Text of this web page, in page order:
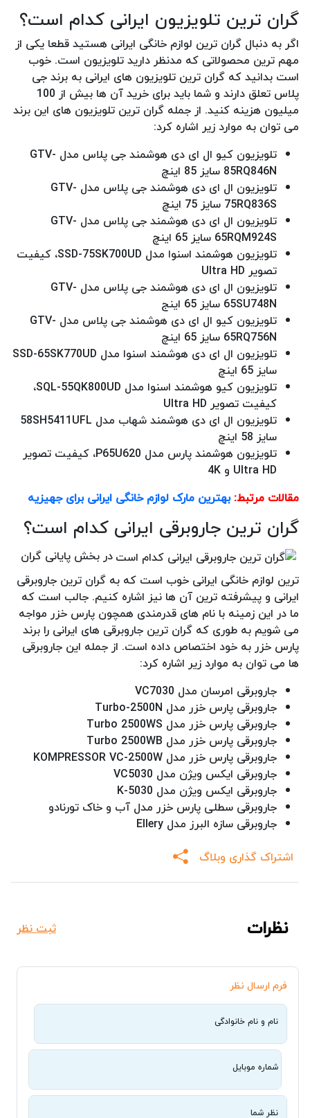
گران ترین تلویزیون ایرانی کدام است؟
اگر به دنبال گران ترین لوازم خانگی ایرانی هستید قطعا یکی از
مهم ترین محصولاتی که مدنظر دارید تلویزیون است. خوب
است بدانید که گران ترین تلویزیون های ایرانی به برند جی
پلاس تعلق دارند و شما باید برای خرید آن ها بیش از 100
میلیون هزینه کنید. از جمله گران ترین تلویزیون های این برند
می توان به موارد زیر اشاره کرد:
تلویزیون کیو ال ای دی هوشمند جی پلاس مدل GTV-
85RQ846N سایز 85 اینچ
تلویزیون ال ای دی هوشمند جی پلاس مدل GTV-
75RQ836S سایز 75 اینچ
تلویزیون ال ای دی هوشمند جی پلاس مدل GTV-
65RQM924S سایز 65 اینچ
تلویزیون هوشمند اسنوا مدل SSD-75SK700UD، کیفیت
تصویر Ultra HD
تلویزیون ال ای دی هوشمند جی پلاس مدل GTV-
65SU748N سایز 65 اینج
تلویزیون کیو ال ای دی هوشمند جی پلاس مدل GTV-
65RQ756N سایز 65 اینچ
تلویزیون ال ای دی هوشمند اسنوا مدل SSD-65SK770UD
سایز 65 اینچ
تلویزیون کیو هوشمند اسنوا مدل SQL-55QK800UD،
کیفیت تصویر Ultra HD
تلویزیون ال ای دی هوشمند شهاب مدل 58SH5411UFL
سایز 58 اینچ
تلویزیون هوشمند پارس مدل P65U620، کیفیت تصویر
Ultra HD و 4K
مقالات مرتبط: بهترین مارک لوازم خانگی ایرانی برای جهیزیه
گران ترین جاروبرقی ایرانی کدام است؟
در بخش پایانی گران
ترین لوازم خانگی ایرانی خوب است که به گران ترین جاروبرقی
ایرانی و پیشرفته ترین آن ها نیز اشاره کنیم. جالب است که
ما در این زمینه با نام های قدرمندی همچون پارس خزر مواجه
می شویم به طوری که گران ترین جاروبرقی های ایرانی را برند
پارس خزر به خود اختصاص داده است. از جمله این جاروبرقی
ها می توان به موارد زیر اشاره کرد:
جاروبرقی امرسان مدل VC7030
جاروبرقی پارس خزر مدل Turbo-2500N
جاروبرقی پارس خزر مدل Turbo 2500WS
جاروبرقی پارس خزر مدل Turbo 2500WB
جاروبرقی پارس خزر مدل KOMPRESSOR VC-2500W
جاروبرقی ایکس ویژن مدل VC5030
جاروبرقی ایکس ویژن مدل 5030-K
جاروبرقی سطلی پارس خزر مدل آب و خاک تورنادو
جاروبرقی سازه البرز مدل Ellery
اشتراک گذاری وبلاگ
نظرات ثبت نظر
فرم ارسال نظر
نام و نام خانوادگی
شماره موبایل
نظر شما